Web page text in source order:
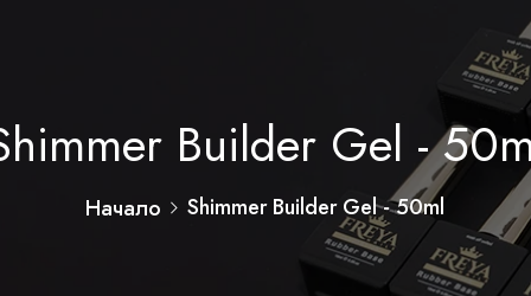
Builder Gel -
Начало Shimmer Builder Gel - 50ml